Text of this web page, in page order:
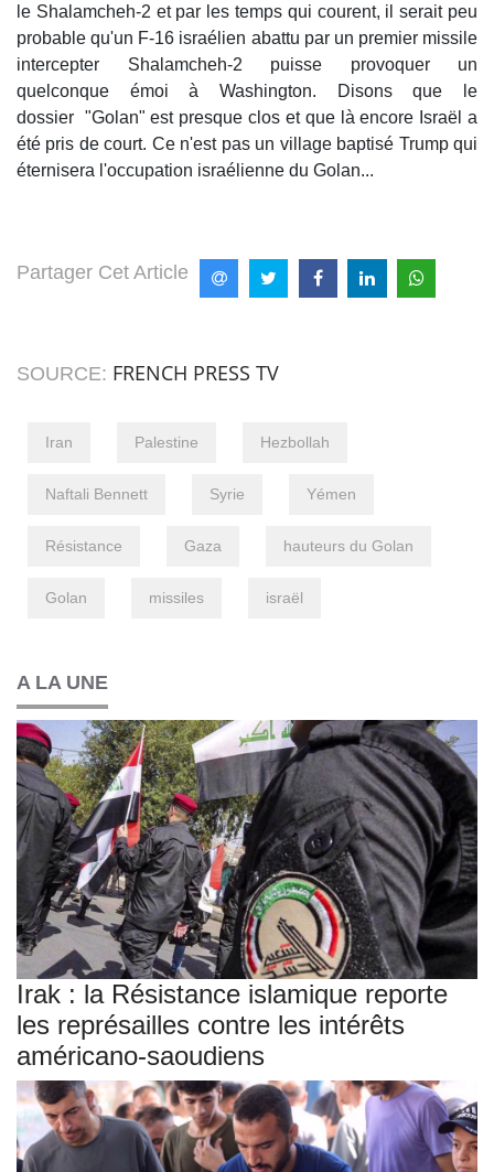
le Shalamcheh-2 et par les temps qui courent, il serait peu
probable qu'un F-16 israélien abattu par un premier missile
intercepter Shalamcheh-2 puisse provoquer un
quelconque émoi à Washington. Disons que le
dossier "Golan" est presque clos et que là encore Israël a
été pris de court. Ce n'est pas un village baptisé Trump qui
éternisera l'occupation israélienne du Golan...
Partager Cet Article
SOURCE: FRENCH PRESS TV
Iran Palestine Hezbollah
Naftali Bennett Syrie Yémen
Résistance Gaza hauteurs du Golan
Golan missiles israël
A LA UNE
Irak : la Résistance islamique reporte
les représailles contre les intérêts
américano-saoudiens